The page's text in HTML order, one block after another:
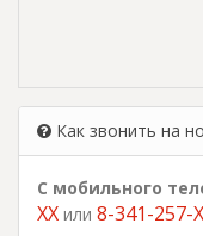
Как звонить на
С мобильного
XX или 8-341-257-